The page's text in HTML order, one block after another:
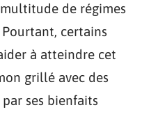
de régimes
certains
à atteindre cet
grillé avec des
ses bienfaits